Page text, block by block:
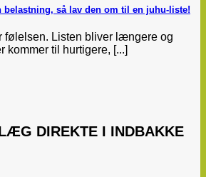
belastning, så lav den om til en juhu-liste!
følelsen. Listen bliver længere og
kommer til hurtigere, [...]
DIREKTE I INDBAKKE